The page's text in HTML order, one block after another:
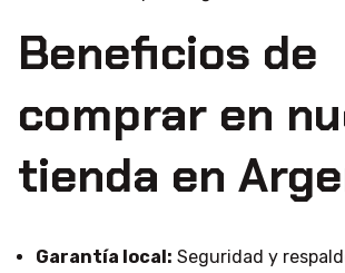
Beneficios de
comprar en
tienda en
Garantía local: Seguridad y